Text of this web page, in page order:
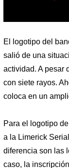
El logotipo del
salió de una
actividad. A pesar
con siete rayos.
coloca en un
Para el logotipo
a la Limerick
diferencia son las
caso, la